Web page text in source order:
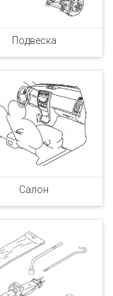
Подвеска
Салон